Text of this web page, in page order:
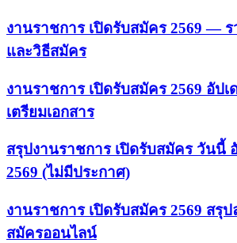
งานราชการ เปิดรับสมัคร 2569 —
และวิธีสมัคร
งานราชการ เปิดรับสมัคร 2569 อัป
เตรียมเอกสาร
สรุปงานราชการ เปิดรับสมัคร วันนี้
2569 (ไม่มีประกาศ)
งานราชการ เปิดรับสมัคร 2569 สรุ
สมัครออนไลน์